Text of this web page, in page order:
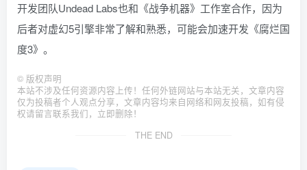
开发团队Undead Labs也和《战争机器》工作室合作，因为
后者对虚幻5引擎非常了解和熟悉，可能会加速开发《腐烂国
度3》。
© 版权声明
本站不涉及任何资源内容上传！任何外链网站与本站无关，文章内容
仅为投稿者个人观点分享，文章内容均来自网络和网友投稿，如有侵
权请留言联系我们，立即删除！
THE END